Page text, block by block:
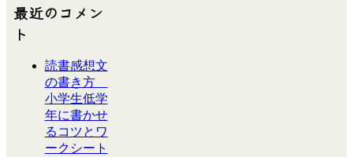
最近のコメン
ト
読書感想文
の書き方
小学生低学
年に書かせ
るコツとワ
ークシート